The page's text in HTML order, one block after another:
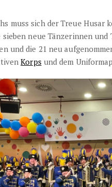
muss sich der Treue Husar
sieben neue Tänzerinnen
und die 21 neu
Korps und dem